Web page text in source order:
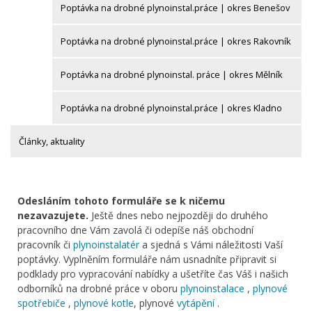
Poptávka na drobné plynoinstal.práce | okres Benešov
Poptávka na drobné plynoinstal.práce | okres Rakovník
Poptávka na drobné plynoinstal. práce | okres Mělník
Poptávka na drobné plynoinstal.práce | okres Kladno
Články, aktuality
Odesláním tohoto formuláře se k ničemu
nezavazujete. Ještě dnes nebo nejpozději do druhého
pracovního dne Vám zavolá či odepíše náš obchodní
pracovník či plynoinstalatéra sjedná s Vámi náležitosti Vaší
poptávky. Vyplněním formuláře nám usnadníte připravit si
podklady pro vypracování nabídky a ušetříte čas Váš i našich
odborníků na drobné práce v oboru plynoinstalace , plynové
spotřebiče , plynové kotle, plynové vytápění.